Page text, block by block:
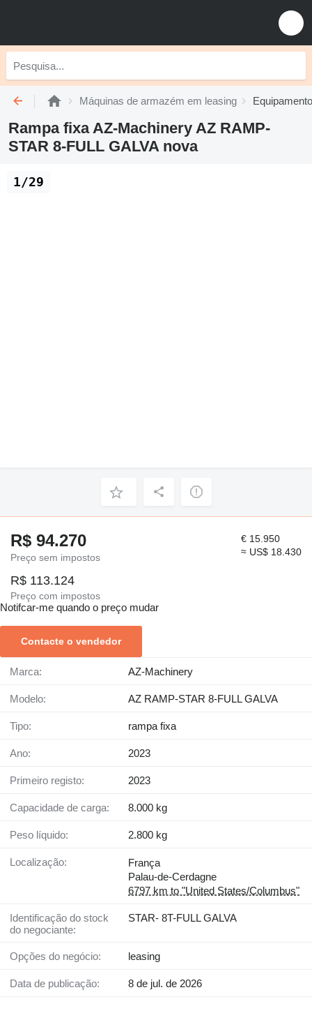
Máquinas de armazém em leasing
Rampa fixa AZ-Machinery AZ RAMP-
STAR 8-FULL GALVA nova
1/29
R$ 94.270
Preço sem impostos
€ 15.950
≈ US$ 18.430
R$ 113.124
Preço com impostos
Notifcar-me quando o preço mudar
Contacte o vendedor
Marca: AZ-Machinery
Modelo: AZ RAMP-STAR 8-FULL GALVA
Tipo: rampa fixa
Ano: 2023
Primeiro registo: 2023
Capacidade de carga: 8.000 kg
Peso líquido: 2.800 kg
Localização:
França
Palau-de-Cerdagne
6797 km to "United States/Columbus"
Identificação do stock
do negociante:
STAR- 8T-FULL GALVA
Opções do negócio: leasing
Data de publicação: 8 de jul. de 2026